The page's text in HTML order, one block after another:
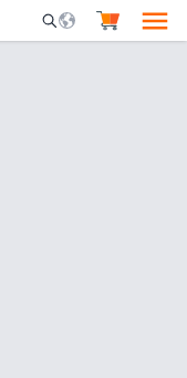
Mobile Search